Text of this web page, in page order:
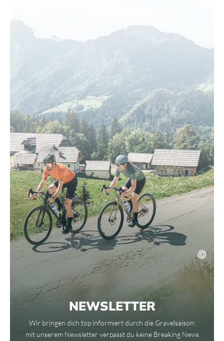
NEWSLETTER
Wir bringen dich top informiert durch die Gravelsaison:
mit unserem Newsletter verpasst du keine Breaking News